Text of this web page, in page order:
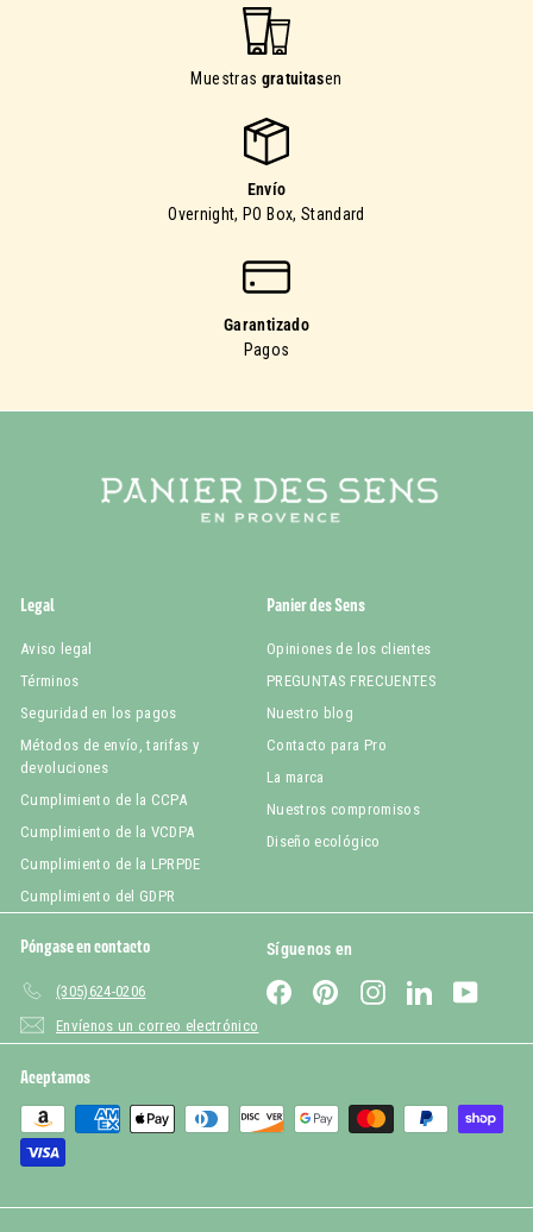
Muestras gratuitasen
Envío
Overnight, PO Box, Standard
Garantizado
Pagos
Legal
Aviso legal
Términos
Seguridad en los pagos
Métodos de envío, tarifas y
devoluciones
Cumplimiento de la CCPA
Cumplimiento de la VCDPA
Cumplimiento de la LPRPDE
Cumplimiento del GDPR
Panier des Sens
Opiniones de los clientes
PREGUNTAS FRECUENTES
Nuestro blog
Contacto para Pro
La marca
Nuestros compromisos
Diseño ecológico
Póngase en contacto
(305)624-0206
Envíenos un correo electrónico
Síguenos en
FacebookPinterestInstagramLinkedIn
Aceptamos